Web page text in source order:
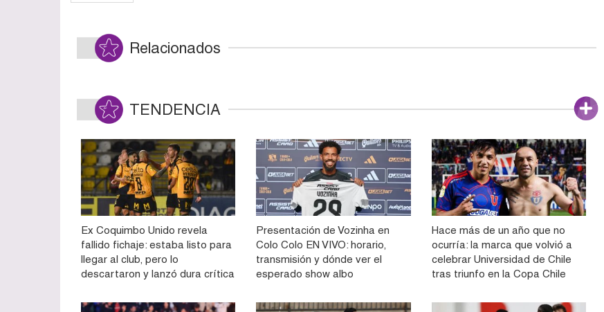
Relacionados
TENDENCIA
Ex Coquimbo Unido revela
fallido fichaje: estaba listo para
llegar al club, pero lo
descartaron y lanzó dura crítica
Presentación de Vozinha en
Colo Colo EN VIVO: horario,
transmisión y dónde ver el
esperado show albo
Hace más de un año que no
ocurría: la marca que volvió a
celebrar Universidad de Chile
tras triunfo en la Copa Chile